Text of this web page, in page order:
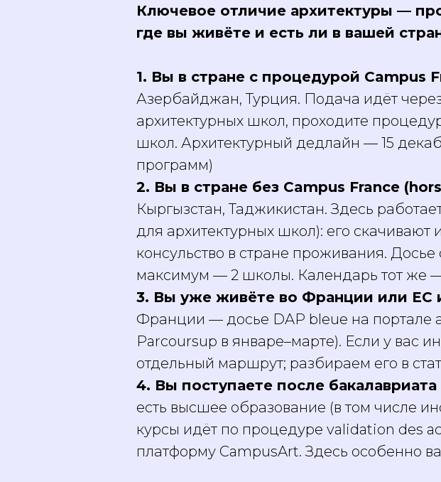
Ключевое отличие архитектуры —
где вы живёте и есть ли в вашей
1. Вы в стране с процедурой Campus
Азербайджан, Турция. Подача идёт
архитектурных школ, проходите
школ. Архитектурный дедлайн — 15
программ)
2. Вы в стране без Campus France
Кыргызстан, Таджикистан. Здесь
для архитектурных школ): его
консульство в стране проживания.
максимум — 2 школы. Календарь тот же
3. Вы уже живёте во Франции или ЕС
Франции — досье DAP bleue на портале
Parcoursup в январе–марте). Если у вас
отдельный маршрут; разбираем его в
4. Вы поступаете после бакалавриата
есть высшее образование (в том числе
курсы идёт по процедуре validation des
платформу CampusArt. Здесь особенно